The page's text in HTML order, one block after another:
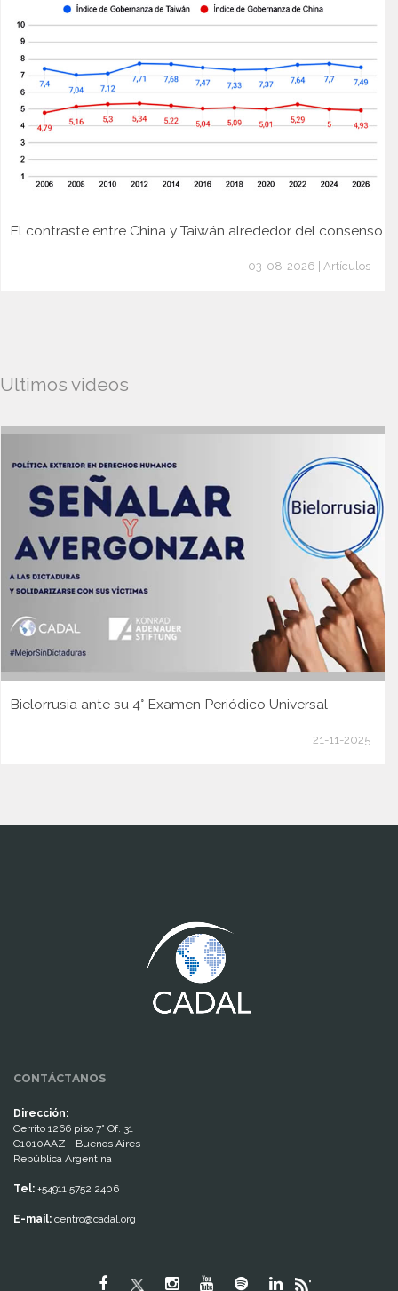
El contraste entre China y Taiwán alrededor del consenso
03-08-2026 | Artículos
Ultimos videos
Bielorrusia ante su 4° Examen Periódico Universal
21-11-2025
CONTÁCTANOS
Dirección:
Cerrito 1266 piso 7° Of. 31
C1010AAZ - Buenos Aires
República Argentina
Tel: +54911 5752 2406
E-mail: centro@cadal.org
"